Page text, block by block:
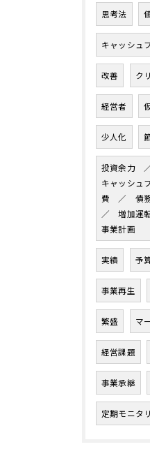
思考法
キャッシュ
改善 ク
経営者
少人化
投資余力
キャッシュ
費 ／ 債
／ 増加運
事業計画
実績 予
事業再生
繁盛 マ
経営課題
事業承継
定期モニタ